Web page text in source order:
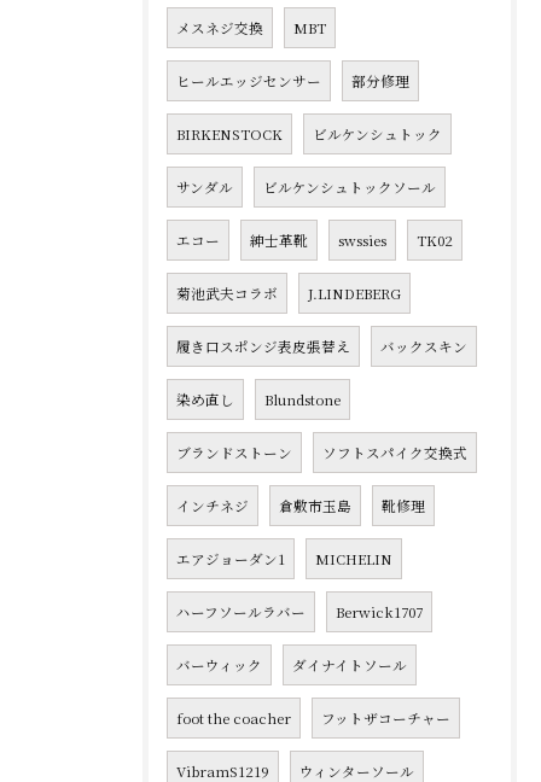
メスネジ交換 MBT
ヒールエッジセンサー 部分修理
BIRKENSTOCK ビルケンシュトック
サンダル ビルケンシュトックソール
エコー 紳士革靴 swssies TK02
菊池武夫コラボ J.LINDEBERG
履き口スポンジ表皮張替え バックスキン
染め直し Blundstone
ブランドストーン ソフトスパイク交換式
インチネジ 倉敷市玉島 靴修理
エアジョーダン1 MICHELIN
ハーフソールラバー Berwick1707
バーウィック ダイナイトソール
foot the coacher フットザコーチャー
VibramS1219 ウィンターソール